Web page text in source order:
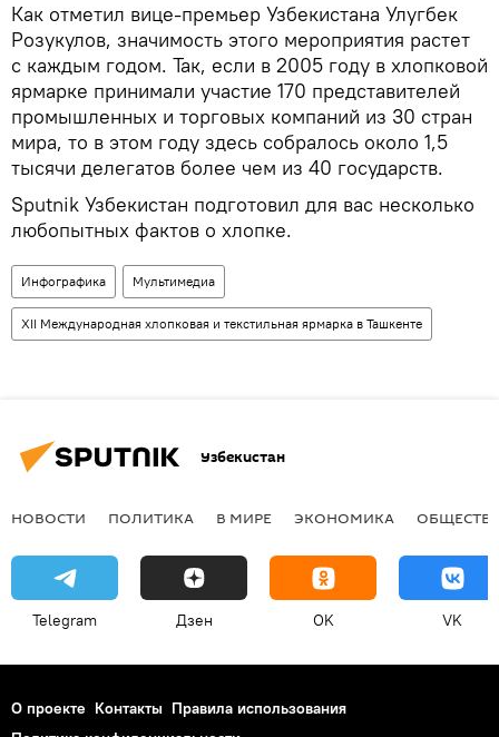
Как отметил вице-премьер Узбекистана Улугбек
Розукулов, значимость этого мероприятия растет
с каждым годом. Так, если в 2005 году в хлопковой
ярмарке принимали участие 170 представителей
промышленных и торговых компаний из 30 стран
мира, то в этом году здесь собралось около 1,5
тысячи делегатов более чем из 40 государств.
Sputnik Узбекистан подготовил для вас несколько
любопытных фактов о хлопке.
Инфографика Мультимедиа
XII Международная хлопковая и текстильная ярмарка в Ташкенте
Узбекистан
НОВОСТИ ПОЛИТИКА В МИРЕ ЭКОНОМИКА
Telegram Дзен OK VK
О проекте Контакты Правила использования